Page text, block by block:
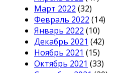
Март 2022 (32)
Февраль 2022 (14)
Январь 2022 (10)
Декабрь 2021 (42)
Ноябрь 2021 (15)
Октябрь 2021 (33)